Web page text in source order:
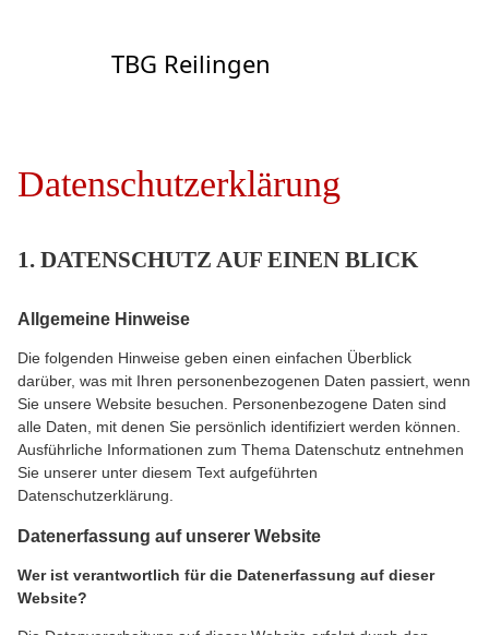
TBG Reilingen
Datenschutzerklärung
1. DATENSCHUTZ AUF EINEN BLICK
Allgemeine Hinweise
Die folgenden Hinweise geben einen einfachen Überblick
darüber, was mit Ihren personenbezogenen Daten passiert, wenn
Sie unsere Website besuchen. Personenbezogene Daten sind
alle Daten, mit denen Sie persönlich identifiziert werden können.
Ausführliche Informationen zum Thema Datenschutz entnehmen
Sie unserer unter diesem Text aufgeführten
Datenschutzerklärung.
Datenerfassung auf unserer Website
Wer ist verantwortlich für die Datenerfassung auf dieser
Website?